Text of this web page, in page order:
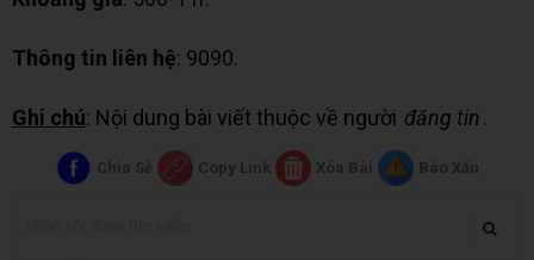
Thông tin liên hệ: 9090.
Ghi chú: Nội dung bài viết thuộc về người đăng tin.
Chia Sẻ Copy Link Xóa Bài Báo Xấu